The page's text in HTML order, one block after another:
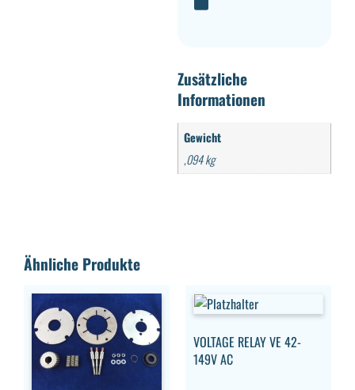
Zusätzliche
Informationen
Gewicht
,094 kg
Ähnliche Produkte
VOLTAGE RELAY VE 42-
149V AC